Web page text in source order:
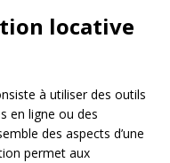
locative
à utiliser des outils
en ligne ou des
des aspects d’une
permet aux